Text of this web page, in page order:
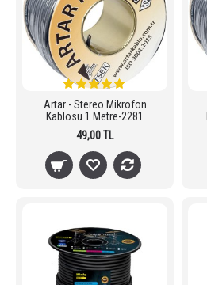
Artar - Stereo Mikrofon
Kablosu 1 Metre-2281
49,00 TL